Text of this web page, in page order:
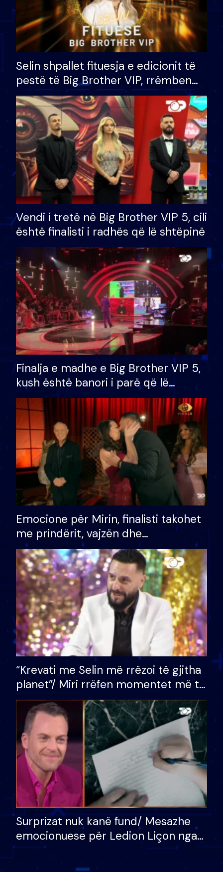
Selin shpallet fituesja e edicionit të
pestë të Big Brother VIP, rrëmben
çmimin e madh prej 100 mijë eurosh
Vendi i tretë në Big Brother VIP 5, cili
është finalisti i radhës që lë shtëpinë
Finalja e madhe e Big Brother VIP 5,
kush është banori i parë që lë
shtëpinë dhe humb mundësinë për
të fituar çmimin e madh
Emocione për Mirin, finalisti takohet
me prindërit, vajzën dhe
bashkëshorten: S’kemi ndonjë letër
divorci apo jo?
“Krevati me Selin më rrëzoi të gjitha
planet”/ Miri rrëfen momentet më të
bukura në shtëpinë e BB VIP: Do më
mungojë zilja e mëngjesit kur…
Surprizat nuk kanë fund/ Mesazhe
emocionuese për Ledion Liçon nga
nëna dhe fëmijët e tij, moderatori
nuk i mban dot lotët: Nuk meritoj…